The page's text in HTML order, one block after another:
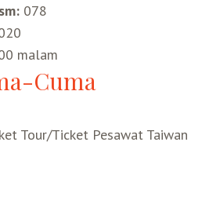
Pantai
078
malam
Cuma
Tour/Ticket Pesawat Taiwan